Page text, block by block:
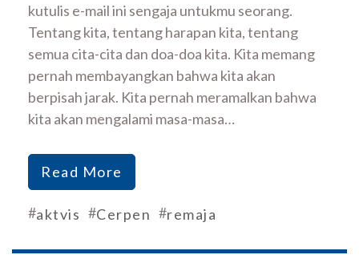
kutulis e-mail ini sengaja untukmu seorang.
Tentang kita, tentang harapan kita, tentang
semua cita-cita dan doa-doa kita. Kita memang
pernah membayangkan bahwa kita akan
berpisah jarak. Kita pernah meramalkan bahwa
kita akan mengalami masa-masa…
Read More
#aktvis #Cerpen #remaja